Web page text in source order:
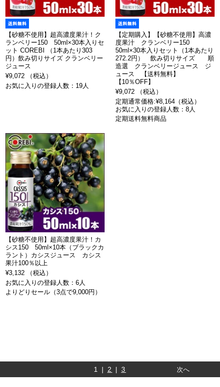
【砂糖不使用】超高濃度果汁！ク
ランベリー150 50ml×30本入りセ
ット COREBI （1本あたり303
円）飲み切りサイズ クランベリー
ジュース
¥9,072 （税込）
お気に入りの登録人数：19人
【定期購入】【砂糖不使用】高濃
度果汁 クランベリー150
50ml×30本入りセット（1本あたり
272.2円） 飲み切りサイズ 順
造選 クランベリージュース ジ
ュース 【送料無料】
【10％OFF】
¥9,072 （税込）
定期通常価格:¥8,164（税込）
お気に入りの登録人数：8人
定期送料無料商品
【砂糖不使用】超高濃度果汁！カ
シス150 50ml×10本（ブラックカ
ラント）カシスジュース カシス
果汁100％以上
¥3,132 （税込）
お気に入りの登録人数：6人
よりどりセール（3点で9,000円）
1 | 2 | 3 次へ